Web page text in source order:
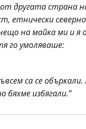
другата страна
етнически
на майка ми и
го умоляваше:
са се
избягали.”